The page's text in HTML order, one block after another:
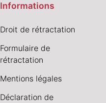
Informations
Droit de rétractation
Formulaire de
rétractation
Mentions légales
Déclaration de